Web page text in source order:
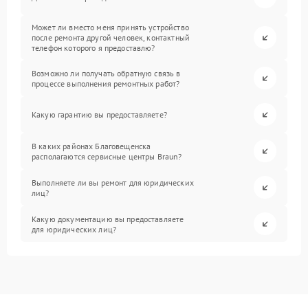
Может ли вместо меня принять устройство
после ремонта другой человек, контактный
телефон которого я предоставлю?
Возможно ли получать обратную связь в
процессе выполнения ремонтных работ?
Какую гарантию вы предоставляете?
В каких районах Благовещенска
располагаются сервисные центры Braun?
Выполняете ли вы ремонт для юридических
лиц?
Какую документацию вы предоставляете
для юридических лиц?